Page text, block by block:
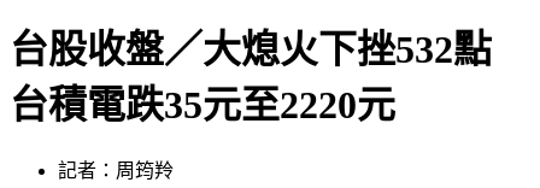
台股收盤／大熄火下挫532點
台積電跌35元至2220元
記者：周筠羚